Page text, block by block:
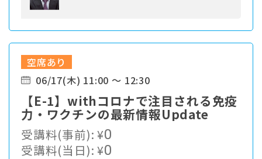
空席あり
06/17(木) 11:00 ～ 12:30
【E-1】withコロナで注目される免疫
力・ワクチンの最新情報Update
受講料(事前):¥0
受講料(当日):¥0